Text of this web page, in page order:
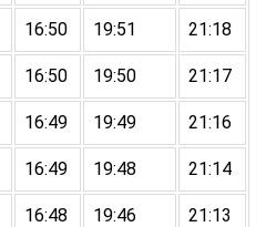
16:50 19:51 21:18
16:50 19:50 21:17
16:49 19:49 21:16
16:49 19:48 21:14
16:48 19:46 21:13